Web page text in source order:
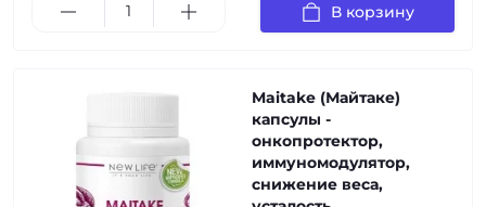
В корзину
Maitake (Майтаке)
капсулы -
онкопротектор,
иммуномодулятор,
снижение веса,